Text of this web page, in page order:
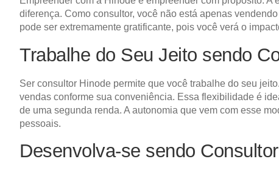
diferença. Como consultor, você não está apenas
pode ser extremamente gratificante, pois você verá o
Trabalhe do Seu Jeito sendo
Ser consultor Hinode permite que você trabalhe do seu
vendas conforme sua conveniência. Essa flexibilidade é
de uma segunda renda. A autonomia que vem com esse
pessoais.
Desenvolva-se sendo